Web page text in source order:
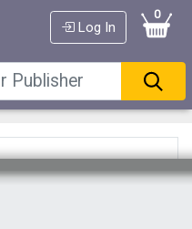
Log In
0